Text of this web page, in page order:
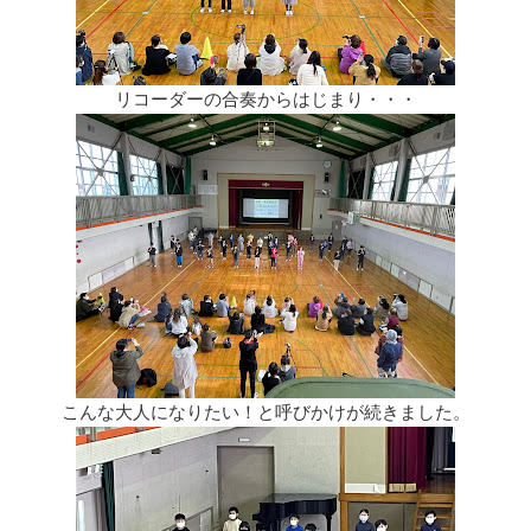
リコーダーの合奏からはじまり・・・
こんな大人になりたい！と呼びかけが続きました。